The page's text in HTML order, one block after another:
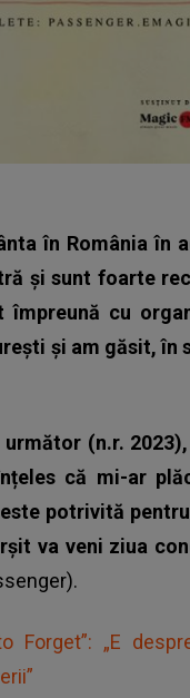
în România în
și sunt foarte
cu
și am găsit, în
(n.r.
că mi-ar
potrivită
va veni ziua
Forget”: „E